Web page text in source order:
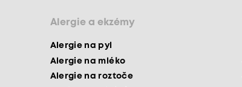
Alergie a ekzémy
Alergie na pyl
Alergie na mléko
Alergie na roztoče